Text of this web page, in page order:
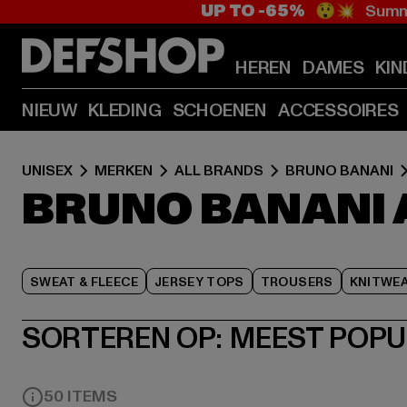
UP TO -65% 😲💥
HEREN DAMES
NIEUW KLEDING SCHOENEN ACCESSOIRES
UNISEX MERKEN ALL BRANDS BRUNO BANANI
BRUNO BANANI
SWEAT & FLEECE JERSEY TOPS TROUSERS
SORTEREN OP: MEEST
50 ITEMS